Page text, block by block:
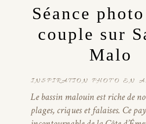
Séance
couple sur
Malo
INSPIRATION PHOTO EN
Le bassin malouin est riche de
plages, criques et falaises. Ce